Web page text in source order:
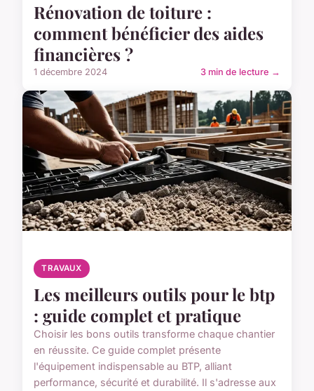
Rénovation de toiture :
comment bénéficier des aides
financières ?
1 décembre 2024 3 min de lecture →
TRAVAUX
Les meilleurs outils pour le btp
: guide complet et pratique
Choisir les bons outils transforme chaque chantier
en réussite. Ce guide complet présente
l'équipement indispensable au BTP, alliant
performance, sécurité et durabilité. Il s'adresse aux